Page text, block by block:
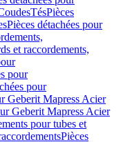
TésPièces
Pièces détachées pour
et raccordements,
pour
pour
Geberit Mapress Acier
Geberit Mapress Acier
pour tubes et
Pièces